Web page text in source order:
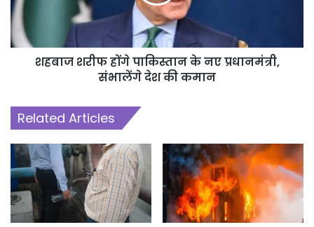
शहबाज शरीफ होंगे पाकिस्तान के नए प्रधानमंत्री,
संभालेंगे देश की कमान
Related Articles